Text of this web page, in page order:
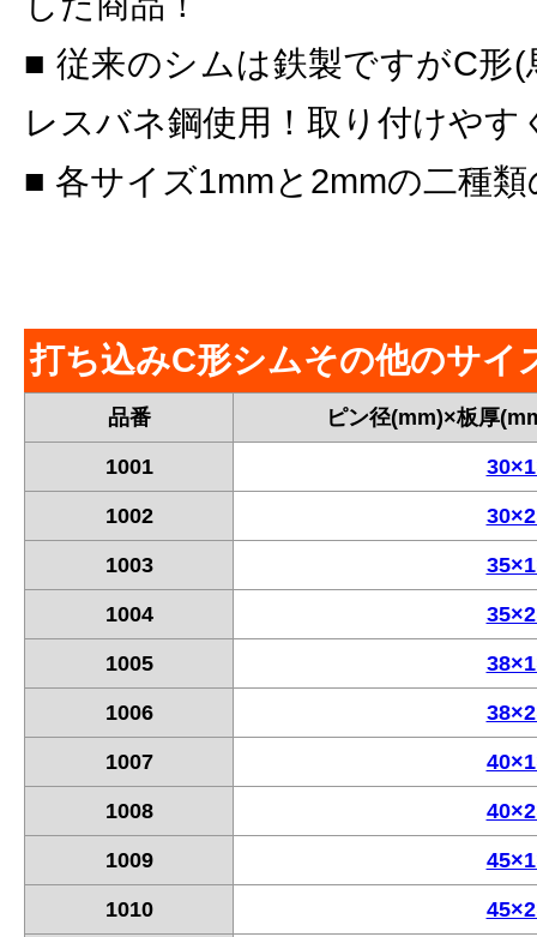
■ 従来のシムは鉄製ですがC形
レスバネ鋼使用！取り付けやす
■ 各サイズ1mmと2mmの二種
打ち込みC形シムその他のサイ
品番 ピン径(mm)×板厚
1001
1002
1003
1004
1005
1006
1007
1008
1009
1010